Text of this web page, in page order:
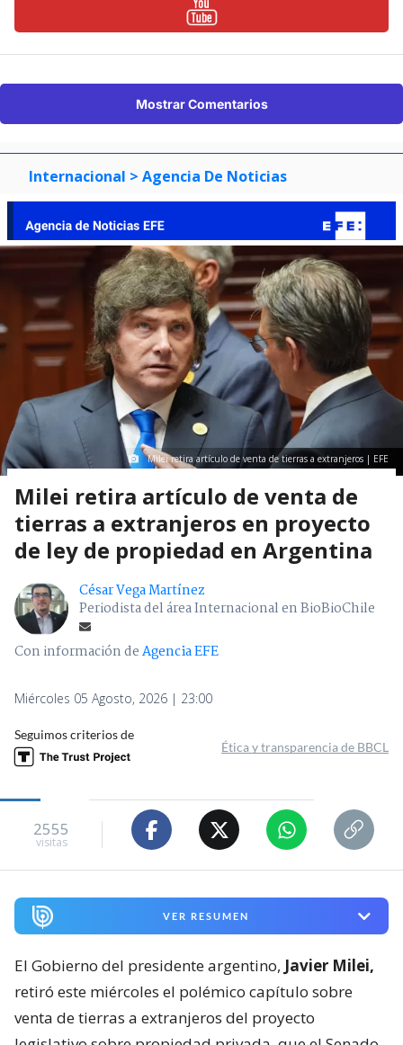
Mostrar Comentarios
Internacional > Agencia De Noticias
Milei retira artículo de venta de tierras a extranjeros | EFE
Milei retira artículo de venta de
tierras a extranjeros en proyecto
de ley de propiedad en Argentina
César Vega Martínez
Periodista del área Internacional en BioBioChile
Con información deAgencia EFE
Miércoles 05 Agosto, 2026 | 23:00
Seguimos criterios de
Ética y transparencia de BBCL
2555
visitas
VER RESUMEN
El Gobierno del presidente argentino, Javier Milei,
retiró este miércoles el polémico capítulo sobre
venta de tierras a extranjeros del proyecto